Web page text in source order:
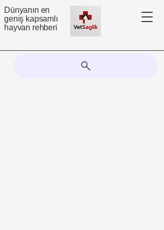
Dünyanın en
geniş kapsamlı
hayvan rehberi